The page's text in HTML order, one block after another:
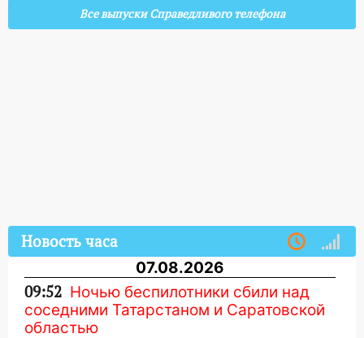
Все выпуски Справедливого телефона
Новость часа
07.08.2026
09:52 Ночью беспилотники сбили над
соседними Татарстаном и Саратовской
областью